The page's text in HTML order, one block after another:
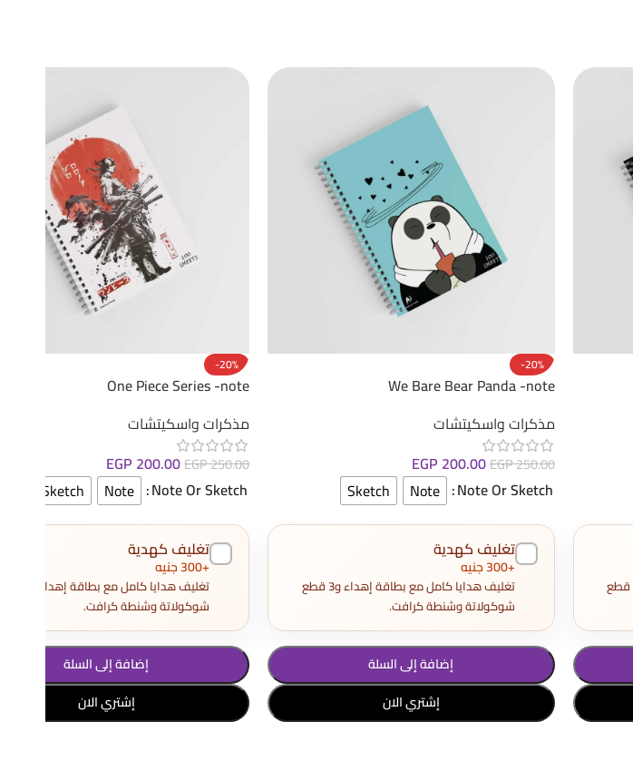
تغليف هدايا كامل مع بطاقة إهداء و3 قطع
-20%
We Bare Bear Panda -note
مذكرات واسكيتشات
EGP250.00
EGP 200.00
Note Or Sketch
Note
Sketch
تغليف كهدية
+300 جنيه
تغليف هدايا كامل مع بطاقة إهداء و3 قطع
شوكولاتة وشنطة كرافت.
إضافة إلى السلة
إشتري الان
-20%
One Piece Series -note
مذكرات واسكيتشات
EGP250.00
EGP 200.00
Note Or Sketch
Note
Sketch
تغليف كهدية
+300 جنيه
شوكولاتة وشنطة كرافت.
إضافة إلى السلة
إشتري الان